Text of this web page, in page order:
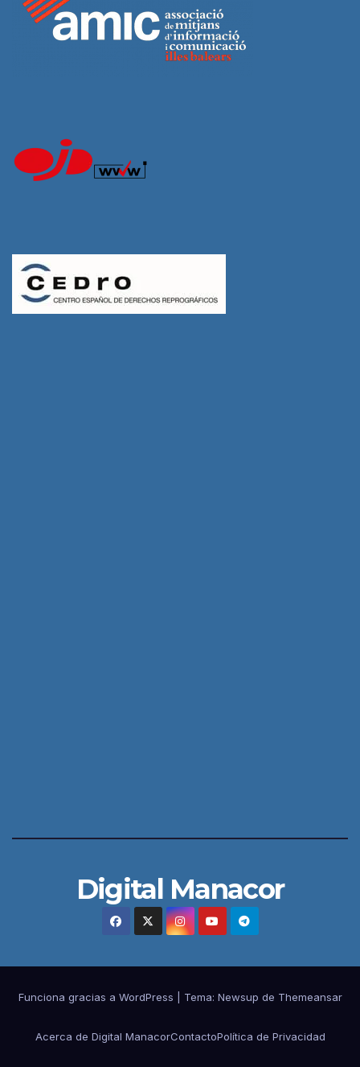
Digital Manacor
Funciona gracias a WordPress Tema: Newsup de Themeansar
Acerca de Digital ManacorContactoPolítica de Privacidad